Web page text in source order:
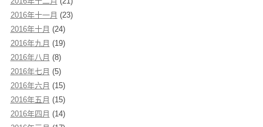
2016年十一月 (23)
2016年十月 (24)
2016年九月 (19)
2016年八月 (8)
2016年七月 (5)
2016年六月 (15)
2016年五月 (15)
2016年四月 (14)